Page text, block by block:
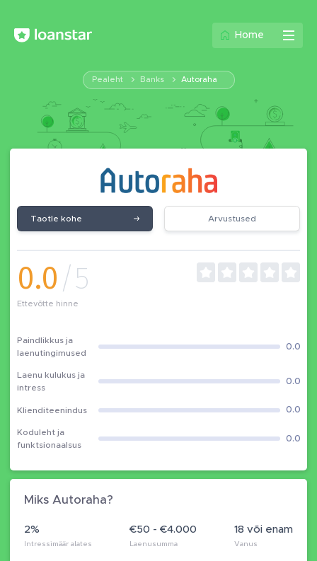
Home
Pealeht Banks Autoraha
Taotle kohe Arvustused
0.0/5
Ettevõtte hinne
Paindlikkus ja
laenutingimused
0.0
Laenu kulukus ja
intress
0.0
Klienditeenindus 0.0
Koduleht ja
funktsionaalsus
0.0
Miks Autoraha?
2%
Intressimäär alates
€50 - €4.000
Laenusumma
18 või enam
Vanus